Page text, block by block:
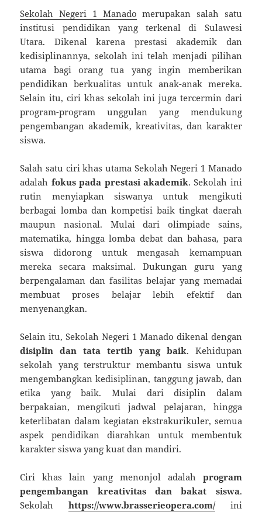
Sekolah Negeri 1 Manado merupakan salah satu
institusi pendidikan yang terkenal di Sulawesi
Utara. Dikenal karena prestasi akademik dan
kedisiplinannya, sekolah ini telah menjadi pilihan
utama bagi orang tua yang ingin memberikan
pendidikan berkualitas untuk anak-anak mereka.
Selain itu, ciri khas sekolah ini juga tercermin dari
program-program unggulan yang mendukung
pengembangan akademik, kreativitas, dan karakter
siswa.
Salah satu ciri khas utama Sekolah Negeri 1 Manado
adalah fokus pada prestasi akademik. Sekolah ini
rutin menyiapkan siswanya untuk mengikuti
berbagai lomba dan kompetisi baik tingkat daerah
maupun nasional. Mulai dari olimpiade sains,
matematika, hingga lomba debat dan bahasa, para
siswa didorong untuk mengasah kemampuan
mereka secara maksimal. Dukungan guru yang
berpengalaman dan fasilitas belajar yang memadai
membuat proses belajar lebih efektif dan
menyenangkan.
Selain itu, Sekolah Negeri 1 Manado dikenal dengan
disiplin dan tata tertib yang baik. Kehidupan
sekolah yang terstruktur membantu siswa untuk
mengembangkan kedisiplinan, tanggung jawab, dan
etika yang baik. Mulai dari disiplin dalam
berpakaian, mengikuti jadwal pelajaran, hingga
keterlibatan dalam kegiatan ekstrakurikuler, semua
aspek pendidikan diarahkan untuk membentuk
karakter siswa yang kuat dan mandiri.
Ciri khas lain yang menonjol adalah program
pengembangan kreativitas dan bakat siswa.
Sekolah https://www.brasserieopera.com/ini